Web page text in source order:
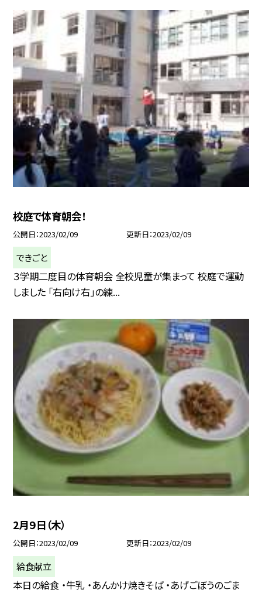
校庭で体育朝会！
公開日 2023/02/09 更新日 2023/02/09
できごと
３学期二度目の体育朝会 全校児童が集まって 校庭で運動
しました 「右向け右」の練...
2月９日（木）
公開日 2023/02/09 更新日 2023/02/09
給食献立
本日の給食 ・牛乳 ・あんかけ焼きそば ・あげごぼうのごま